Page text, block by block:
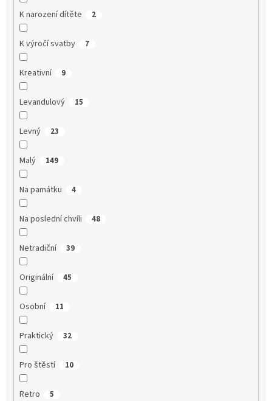
K narození dítěte 2
K výročí svatby 7
Kreativní 9
Levandulový 15
Levný 23
Malý 149
Na památku 4
Na poslední chvíli 48
Netradiční 39
Originální 45
Osobní 11
Praktický 32
Pro štěstí 10
Retro 5